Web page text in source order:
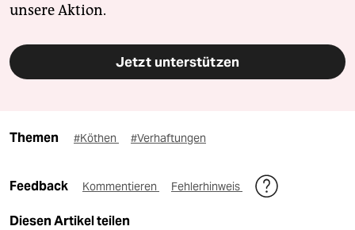
unsere Aktion.
Jetzt unterstützen
Themen #Köthen #Verhaftungen
Feedback Kommentieren Fehlerhinweis
Diesen Artikel teilen